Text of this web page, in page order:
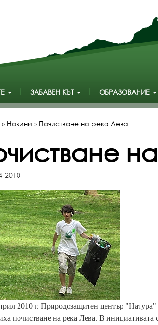
ЗАБАВЕН КЪТ ОБРАЗОВАНИЕ
» Новини » Почистване на река Лева
2010
2010 г. Природозащитен център
почистване на река Лева. В